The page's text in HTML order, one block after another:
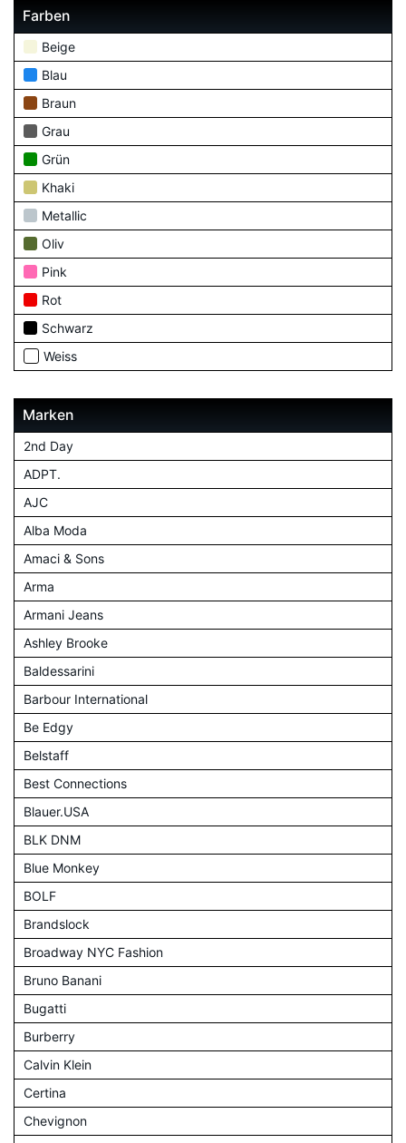
Farben
Beige
Blau
Braun
Grau
Grün
Khaki
Metallic
Oliv
Pink
Rot
Schwarz
Weiss
Marken
2nd Day
ADPT.
AJC
Alba Moda
Amaci & Sons
Arma
Armani Jeans
Ashley Brooke
Baldessarini
Barbour International
Be Edgy
Belstaff
Best Connections
Blauer.USA
BLK DNM
Blue Monkey
BOLF
Brandslock
Broadway NYC Fashion
Bruno Banani
Bugatti
Burberry
Calvin Klein
Certina
Chevignon